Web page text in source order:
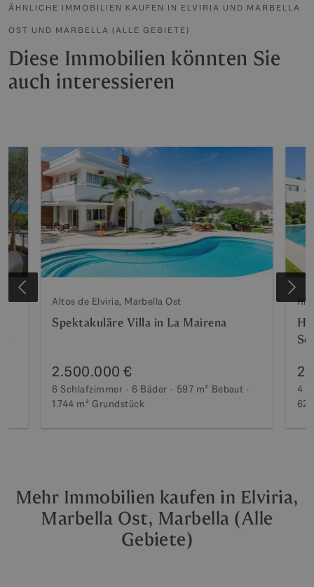
ÄHNLICHE IMMOBILIEN KAUFEN IN ELVIRIA UND MARBELLA
OST UND MARBELLA (ALLE GEBIETE)
Diese Immobilien könnten Sie
auch interessieren
Altos de Elviria, Marbella Ost
Spektakuläre Villa in La Mairena
2.500.000 €
6 Schlafzimmer 6 Bäder 597 m² Bebaut
1.744 m² Grundstück
Rio
4
Mehr Immobilien kaufen in Elviria,
Marbella Ost, Marbella (Alle
Gebiete)